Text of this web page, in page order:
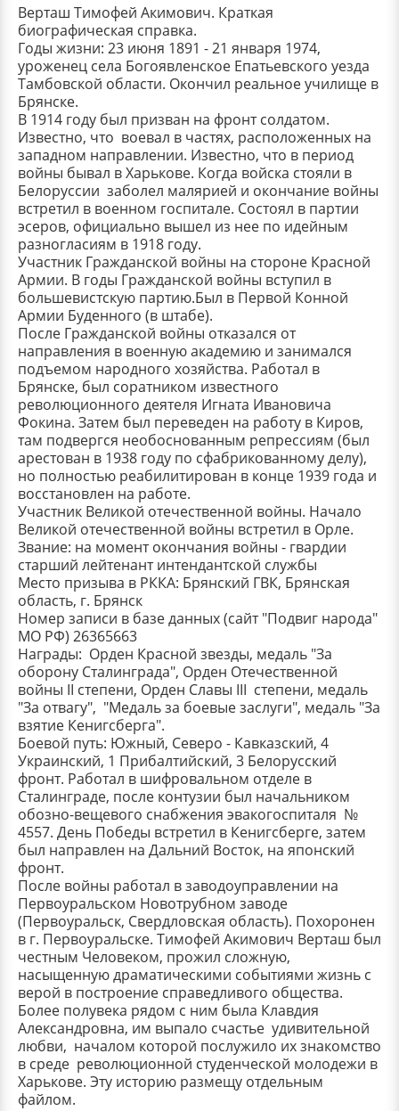
Верташ Тимофей Акимович. Краткая
биографическая справка.
Годы жизни: 23 июня 1891 - 21 января 1974,
уроженец села Богоявленское Епатьевского уезда
Тамбовской области. Окончил реальное училище в
Брянске.
В 1914 году был призван на фронт солдатом.
Известно, что воевал в частях, расположенных на
западном направлении. Известно, что в период
войны бывал в Харькове. Когда войска стояли в
Белоруссии заболел малярией и окончание войны
встретил в военном госпитале. Состоял в партии
эсеров, официально вышел из нее по идейным
разногласиям в 1918 году.
Участник Гражданской войны на стороне Красной
Армии. В годы Гражданской войны вступил в
большевистскую партию.Был в Первой Конной
Армии Буденного (в штабе).
После Гражданской войны отказался от
направления в военную академию и занимался
подъемом народного хозяйства. Работал в
Брянске, был соратником известного
революционного деятеля Игната Ивановича
Фокина. Затем был переведен на работу в Киров,
там подвергся необоснованным репрессиям (был
арестован в 1938 году по сфабрикованному делу),
но полностью реабилитирован в конце 1939 года и
восстановлен на работе.
Участник Великой отечественной войны. Начало
Великой отечественной войны встретил в Орле.
Звание: на момент окончания войны - гвардии
старший лейтенант интендантской службы
Место призыва в РККА: Брянский ГВК, Брянская
область, г. Брянск
Номер записи в базе данных (сайт "Подвиг народа"
МО РФ) 26365663
Награды: Орден Красной звезды, медаль "За
оборону Сталинграда", Орден Отечественной
войны II степени, Орден Славы III степени, медаль
"За отвагу", "Медаль за боевые заслуги", медаль "За
взятие Кенигсберга".
Боевой путь: Южный, Северо - Кавказский, 4
Украинский, 1 Прибалтийский, 3 Белорусский
фронт. Работал в шифровальном отделе в
Сталинграде, после контузии был начальником
обозно-вещевого снабжения эвакогоспиталя №
4557. День Победы встретил в Кенигсберге, затем
был направлен на Дальний Восток, на японский
фронт.
После войны работал в заводоуправлении на
Первоуральском Новотрубном заводе
(Первоуральск, Свердловская область). Похоронен
в г. Первоуральске. Тимофей Акимович Верташ был
честным Человеком, прожил сложную,
насыщенную драматическими событиями жизнь с
верой в построение справедливого общества.
Более полувека рядом с ним была Клавдия
Александровна, им выпало счастье удивительной
любви, началом которой послужило их знакомство
в среде революционной студенческой молодежи в
Харькове. Эту историю размещу отдельным
файлом.